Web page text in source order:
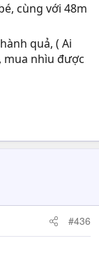
cùng với 48m
quả, ( Ai
mua nhìu được
#436